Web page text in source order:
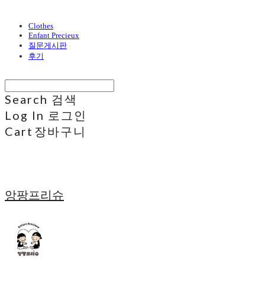
Clothes
Enfant Precieux
질문게시판
후기
Search 검색
Log In 로그인
Cart 장바구니
앙팡프리슈